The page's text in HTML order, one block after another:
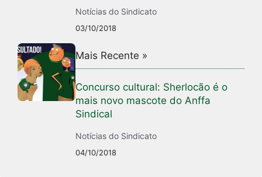
Notícias do Sindicato
03/10/2018
Mais Recente »
Concurso cultural: Sherlocão é o
mais novo mascote do Anffa
Sindical
Notícias do Sindicato
04/10/2018